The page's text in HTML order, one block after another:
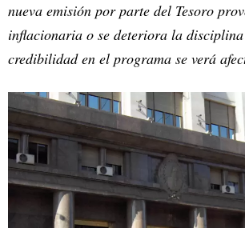
nueva emisión por parte del Tesoro
inflacionaria o se deteriora la
credibilidad en el programa se verá